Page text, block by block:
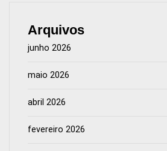
Arquivos
junho 2026
maio 2026
abril 2026
fevereiro 2026